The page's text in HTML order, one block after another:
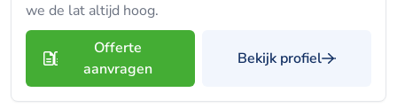
we de lat altijd hoog.
Offerte
aanvragen
Bekijk profiel